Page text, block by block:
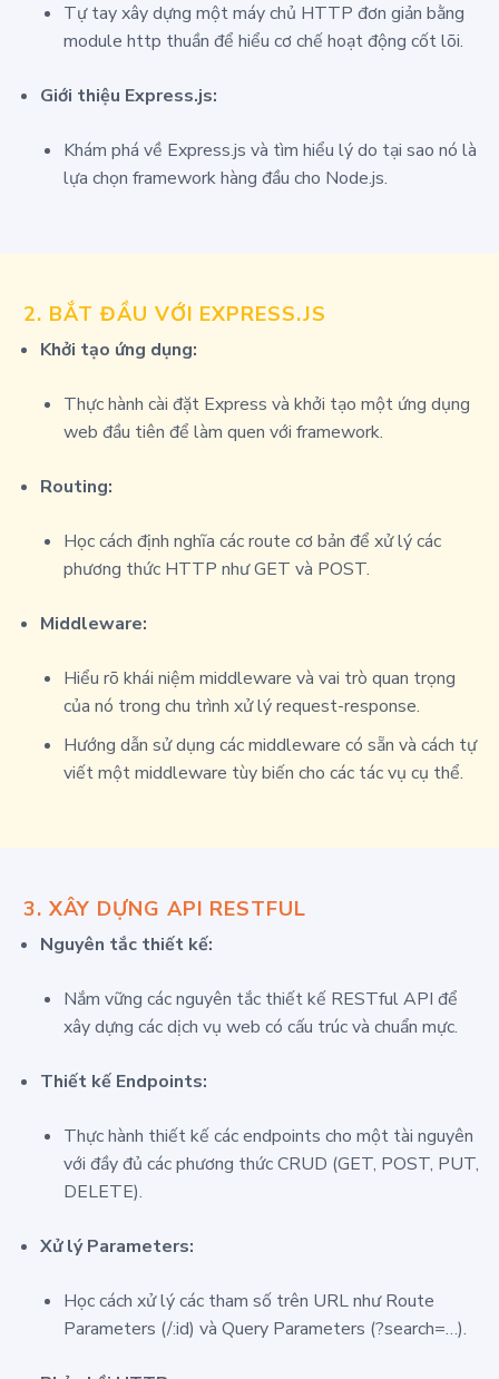
Tự tay xây dựng một máy chủ HTTP đơn giản bằng
module http thuần để hiểu cơ chế hoạt động cốt lõi.
Giới thiệu Express.js:
Khám phá về Express.js và tìm hiểu lý do tại sao nó là
lựa chọn framework hàng đầu cho Node.js.
2. BẮT ĐẦU VỚI EXPRESS.JS
Khởi tạo ứng dụng:
Thực hành cài đặt Express và khởi tạo một ứng dụng
web đầu tiên để làm quen với framework.
Routing:
Học cách định nghĩa các route cơ bản để xử lý các
phương thức HTTP như GET và POST.
Middleware:
Hiểu rõ khái niệm middleware và vai trò quan trọng
của nó trong chu trình xử lý request-response.
Hướng dẫn sử dụng các middleware có sẵn và cách tự
viết một middleware tùy biến cho các tác vụ cụ thể.
3. XÂY DỰNG API RESTFUL
Nguyên tắc thiết kế:
Nắm vững các nguyên tắc thiết kế RESTful API để
xây dựng các dịch vụ web có cấu trúc và chuẩn mực.
Thiết kế Endpoints:
Thực hành thiết kế các endpoints cho một tài nguyên
với đầy đủ các phương thức CRUD (GET, POST, PUT,
DELETE).
Xử lý Parameters:
Học cách xử lý các tham số trên URL như Route
Parameters (/:id) và Query Parameters (?search=…).